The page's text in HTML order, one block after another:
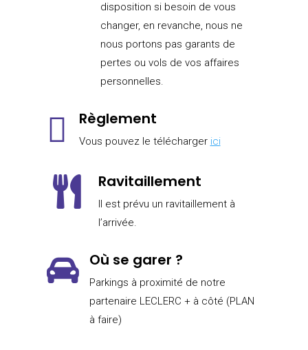
disposition si besoin de vous
changer, en revanche, nous ne
nous portons pas garants de
pertes ou vols de vos affaires
personnelles.
 Règlement
Vous pouvez le télécharger ici
 Ravitaillement
Il est prévu un ravitaillement à
l’arrivée.
 Où se garer ?
Parkings à proximité de notre
partenaire LECLERC + à côté (PLAN
à faire)